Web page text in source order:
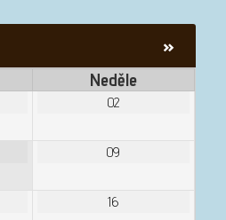
»
Neděle
02
09
16